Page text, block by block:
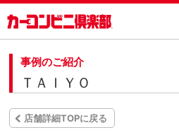
事例のご紹介
ＴＡＩＹＯ
店舗詳細TOPに戻る